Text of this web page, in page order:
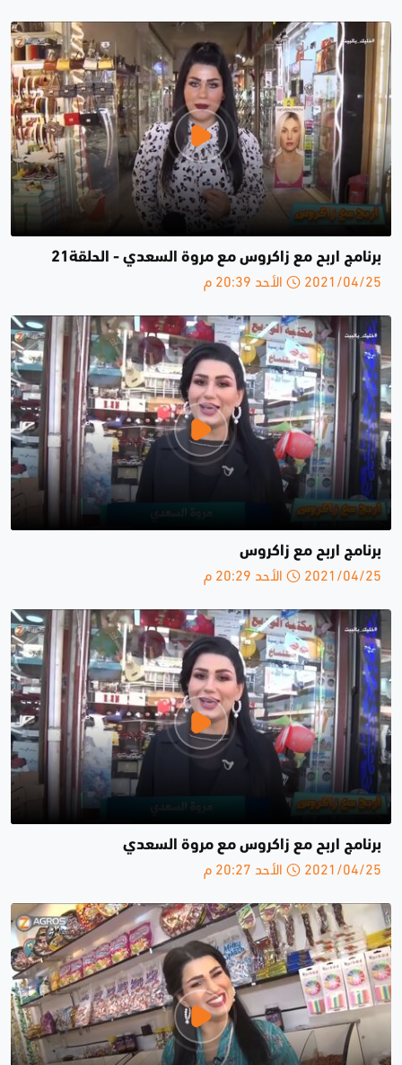
برنامج اربح مع زاكروس مع مروة السعدي - الحلقة21
2021/04/25 الأحد 20:39 م
برنامج اربح مع زاكروس
2021/04/25 الأحد 20:29 م
برنامج اربح مع زاكروس مع مروة السعدي
2021/04/25 الأحد 20:27 م